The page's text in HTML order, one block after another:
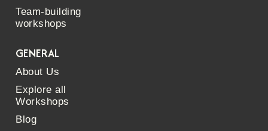
Team-building
workshops
GENERAL
About Us
Explore all
Workshops
Blog